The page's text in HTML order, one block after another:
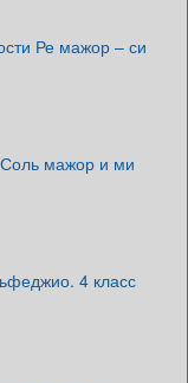
Ре мажор – си
Соль мажор и ми
4 класс